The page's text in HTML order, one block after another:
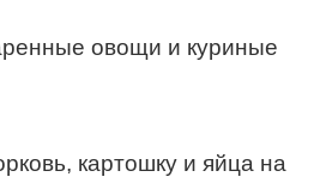
овощи и куриные
картошку и яйца на